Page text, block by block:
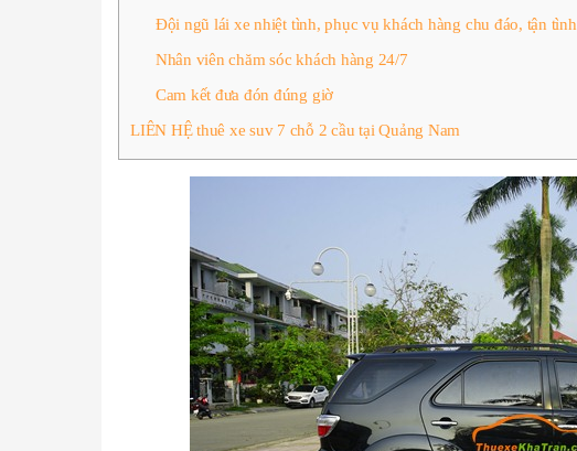
Đội ngũ lái xe nhiệt tình, phục vụ khách hàng chu đáo, tận tình
Nhân viên chăm sóc khách hàng 24/7
Cam kết đưa đón đúng giờ
LIÊN HỆ thuê xe suv 7 chỗ 2 cầu tại Quảng Nam